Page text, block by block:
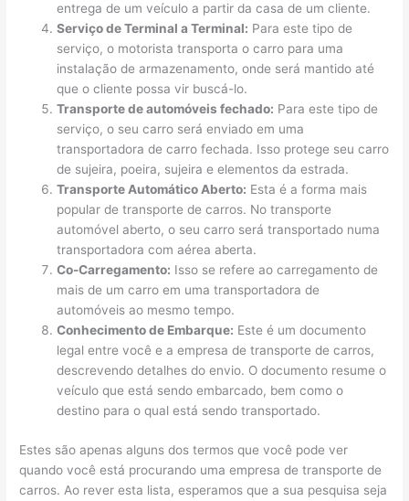
entrega de um veículo a partir da casa de um cliente.
Serviço de Terminal a Terminal: Para este tipo de
serviço, o motorista transporta o carro para uma
instalação de armazenamento, onde será mantido até
que o cliente possa vir buscá-lo.
Transporte de automóveis fechado: Para este tipo de
serviço, o seu carro será enviado em uma
transportadora de carro fechada. Isso protege seu carro
de sujeira, poeira, sujeira e elementos da estrada.
Transporte Automático Aberto: Esta é a forma mais
popular de transporte de carros. No transporte
automóvel aberto, o seu carro será transportado numa
transportadora com aérea aberta.
Co-Carregamento: Isso se refere ao carregamento de
mais de um carro em uma transportadora de
automóveis ao mesmo tempo.
Conhecimento de Embarque: Este é um documento
legal entre você e a empresa de transporte de carros,
descrevendo detalhes do envio. O documento resume o
veículo que está sendo embarcado, bem como o
destino para o qual está sendo transportado.
Estes são apenas alguns dos termos que você pode ver
quando você está procurando uma empresa de transporte de
carros. Ao rever esta lista, esperamos que a sua pesquisa seja